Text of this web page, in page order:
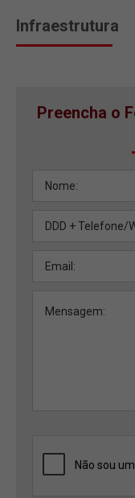
Infraestrutura
Preencha o